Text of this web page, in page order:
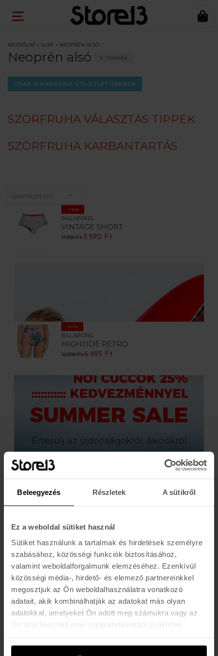
Beleegyezés Részletek A sütikről
Ez a weboldal sütiket használ
Sütiket használunk a tartalmak és hirdetések személyre
szabásához, közösségi funkciók biztosításához,
valamint weboldalforgalmunk elemzéséhez. Ezenkívül
közösségi média-, hirdető- és elemező partnereinkkel
megosztjuk az Ön weboldalhasználatra vonatkozó
adatait, akik kombinálhatják az adatokat más olyan
adatokkal, amelyeket Ön adott meg számukra vagy az
Ön által használt más szolgáltatásokból gyűjtöttek.
KEZDŐLAP » SURF » NEOPRÉN ALSÓ
Neoprén alsó 2 TERMÉK
CSAK A KAROLINA ÚTI ÜZLETÜNKBEN
SZÖRFRUHA VÁLASZTÁS TIPPEK
SZÖRFRUHA KARBANTARTÁS
-70%
BILLABONG
VINTAGE SHORT
11.990 Ft3.590 Ft
-50%
BILLABONG
HIGHTIDE RETRO
12.990 Ft6.495 Ft
TERMÉK / OLDAL
Értesülj az újdonságokról, akciókról
E-MAIL
FELIRATKOZOM »
Hétfő - Péntek: 11:00 - 19:00
Szombat: 10:00 - 19:00
Vasárnap: ZÁRVA
K I R Á L Y 52 (ÚJ)
Hétfő - Péntek: 11:00 - 19:00
Szombat: 11:00 - 19:00
Vasárnap: 11:00 - 17:00